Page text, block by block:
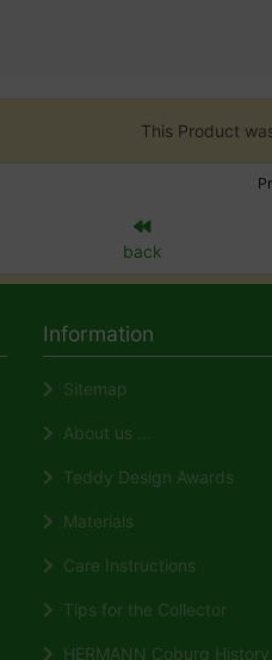
This Product
back
Information
Sitemap
About us ...
Teddy Design Awards
Materials
Care Instructions
Tips for the Collector
HERMANN Coburg History